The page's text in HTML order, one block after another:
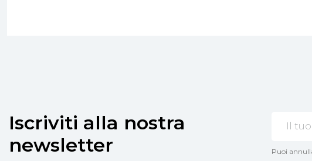
Iscriviti alla nostra
newsletter
Puoi